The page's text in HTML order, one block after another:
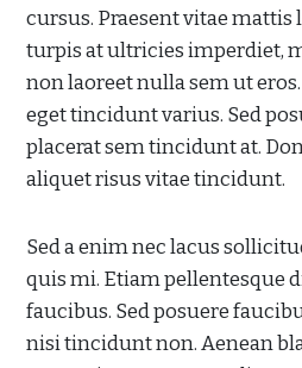
cursus. Praesent vitae mattis
turpis at ultricies imperdiet,
non laoreet nulla sem ut
eget tincidunt varius. Sed
placerat sem tincidunt at.
aliquet risus vitae tincidunt.
Sed a enim nec lacus
quis mi. Etiam pellentesque
faucibus. Sed posuere
nisi tincidunt non. Aenean